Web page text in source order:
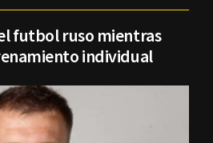
futbol ruso mientras
individual